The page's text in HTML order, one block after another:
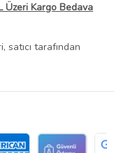
Üzeri Kargo Bedava
tarafından